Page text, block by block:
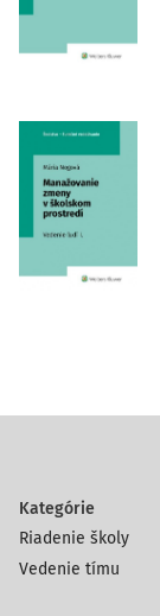
Kategórie
Riadenie školy
Vedenie tímu